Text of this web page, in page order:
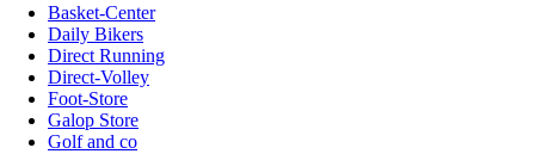
Basket-Center
Daily Bikers
Direct Running
Direct-Volley
Foot-Store
Galop Store
Golf and co